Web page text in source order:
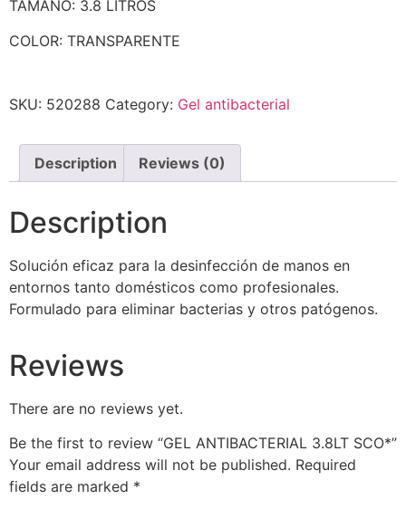
TAMAÑO: 3.8 LITROS
COLOR: TRANSPARENTE
SKU: 520288 Category: Gel antibacterial
Description Reviews (0)
Description
Solución eficaz para la desinfección de manos en
entornos tanto domésticos como profesionales.
Formulado para eliminar bacterias y otros patógenos.
Reviews
There are no reviews yet.
Be the first to review “GEL ANTIBACTERIAL 3.8LT SCO*”
Your email address will not be published. Required
fields are marked *